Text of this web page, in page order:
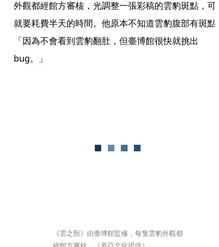
外觀都經館方審核，光調整一張彩稿的雲豹斑點，可
就要耗費半天的時間。他原本不知道雲豹腹部有斑點
「因為不會看到雲豹翻肚，但臺博館很快就挑出
bug。」
《雲之獸》由臺博館監修，每隻雲豹外觀都